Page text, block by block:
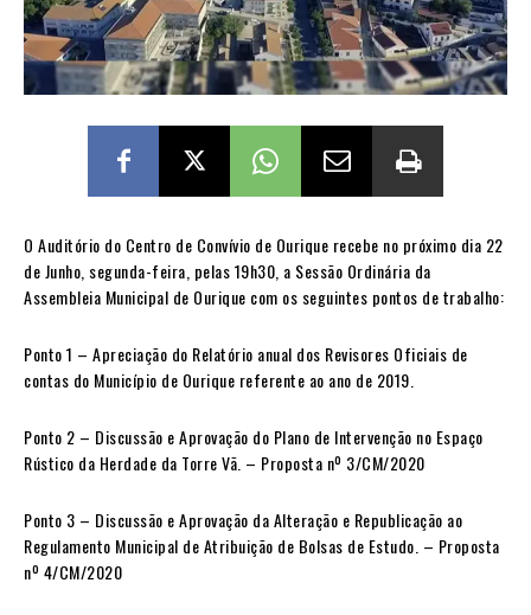
O Auditório do Centro de Convívio de Ourique recebe no próximo dia 22
de Junho, segunda-feira, pelas 19h30, a Sessão Ordinária da
Assembleia Municipal de Ourique com os seguintes pontos de trabalho:
Ponto 1 – Apreciação do Relatório anual dos Revisores Oficiais de
contas do Município de Ourique referente ao ano de 2019.
Ponto 2 – Discussão e Aprovação do Plano de Intervenção no Espaço
Rústico da Herdade da Torre Vã. – Proposta nº 3/CM/2020
Ponto 3 – Discussão e Aprovação da Alteração e Republicação ao
Regulamento Municipal de Atribuição de Bolsas de Estudo. – Proposta
nº 4/CM/2020